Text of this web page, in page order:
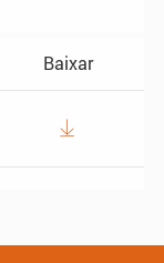
Baixar
